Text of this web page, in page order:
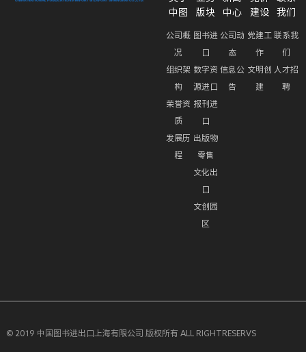
中图
公司概
况
组织架
构
荣誉资
质
发展历
程
版块
图书进
口
数字资
源进口
报刊进
口
出版物
零售
文化出
口
文创园
区
中心
公司动
态
信息公
告
建设
党建工
作
文明创
建
我们
联系我
们
人才招
聘
© 2019 中国图书进出口上海有限公司 版权所有 ALL RIGHTRESERVS